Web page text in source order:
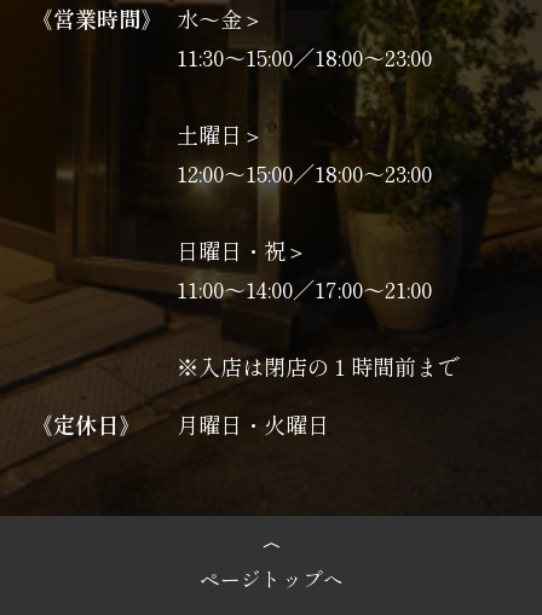
《営業時間》
水〜金＞
11:30～15:00／18:00～23:00
土曜日＞
12:00～15:00／18:00～23:00
日曜日・祝＞
11:00〜14:00／17:00〜21:00
※入店は閉店の１時間前まで
《定休日》
月曜日・火曜日
ページトップへ